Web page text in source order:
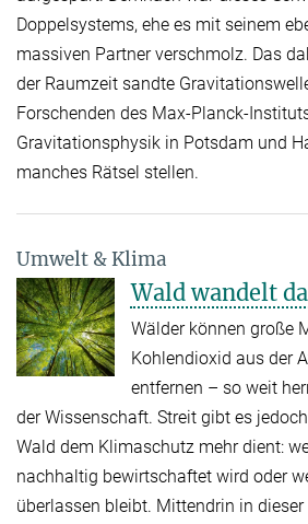
Doppelsystems, ehe es mit seinem
massiven Partner verschmolz. Das
der Raumzeit sandte
Forschenden des Max-Planck-
Gravitationsphysik in Potsdam und
manches Rätsel stellen.
Umwelt & Klima
Wald wandelt
Wälder können große
Kohlendioxid aus der
entfernen – so weit
der Wissenschaft. Streit gibt es
Wald dem Klimaschutz mehr dient:
nachhaltig bewirtschaftet wird oder
überlassen bleibt. Mittendrin in dieser